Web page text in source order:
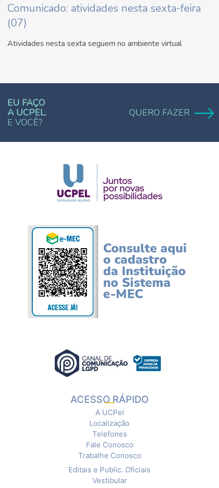
Comunicado: atividades nesta sexta-feira
(07)
Atividades nesta sexta seguem no ambiente virtual
EU FAÇO
A UCPEL.
E VOCÊ?
QUERO FAZER
ACESSO RÁPIDO
A UCPel
Localização
Telefones
Fale Conosco
Trabalhe Conosco
Editais e Public. Oficiais
Vestibular